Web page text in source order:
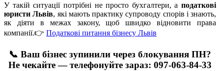
У такій ситуації потрібні не просто бухгалтери, а податкові
юристи Львів, які мають практику супроводу спорів і знають,
як діяти в межах закону, щоб швидко відновити права
компанії.👉 Податкові питання бізнесу Львів
📞 Ваш бізнес зупинили через блокування ПН?
Не чекайте — телефонуйте зараз: 097-063-84-33